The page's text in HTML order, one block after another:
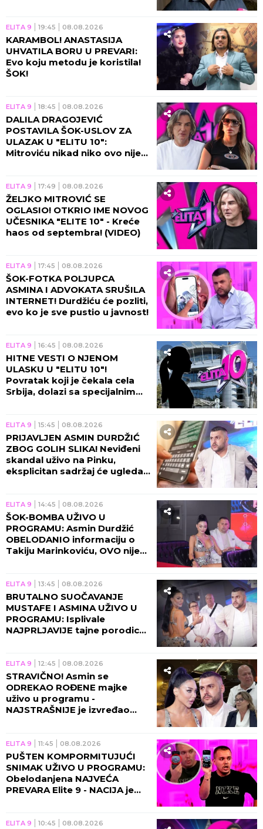
ELITA 9 19:45 08.08.2026
KARAMBOL! ANASTASIJA
UHVATILA BORU U PREVARI:
Evo koju metodu je koristila!
ŠOK!
ELITA 9 18:45 08.08.2026
DALILA DRAGOJEVIĆ
POSTAVILA ŠOK-USLOV ZA
ULAZAK U "ELITU 10":
Mitroviću nikad niko ovo nije
ELITA 9 17:49 08.08.2026
ŽELJKO MITROVIĆ SE
OGLASIO! OTKRIO IME NOVOG
UČESNIKA "ELITE 10" - Kreće
haos od septembra! (VIDEO)
ELITA 9 17:45 08.08.2026
ŠOK-FOTKA POLJUPCA
ASMINA I ADVOKATA SRUŠILA
INTERNET! Durdžiću će pozliti,
evo ko je sve pustio u javnost!
ELITA 9 16:45 08.08.2026
HITNE VESTI O NJENOM
ULASKU U "ELITU 10"!
Povratak koji je čekala cela
Srbija, dolazi sa specijalnim
ELITA 9 15:45 08.08.2026
PRIJAVLJEN ASMIN DURDŽIĆ
ZBOG GOLIH SLIKA! Neviđeni
skandal uživo na Pinku,
eksplicitan sadržaj će ugledati
ELITA 9 14:45 08.08.2026
ŠOK-BOMBA UŽIVO U
PROGRAMU: Asmin Durdžić
OBELODANIO informaciju o
Takiju Marinkoviću, OVO nije
ELITA 9 13:45 08.08.2026
BRUTALNO SUOČAVANJE
MUSTAFE I ASMINA UŽIVO U
PROGRAMU: Isplivale
NAJPRLJAVIJE tajne porodice
ELITA 9 12:45 08.08.2026
STRAVIČNO! Asmin se
ODREKAO ROĐENE majke
uživo u programu -
NAJSTRAŠNIJE je izvređao
ELITA 9 11:45 08.08.2026
PUŠTEN KOMPORMITUJUĆI
SNIMAK UŽIVO U PROGRAMU:
Obelodanjena NAJVEĆA
PREVARA Elite 9 - NACIJA je
ELITA 9 10:45 08.08.2026